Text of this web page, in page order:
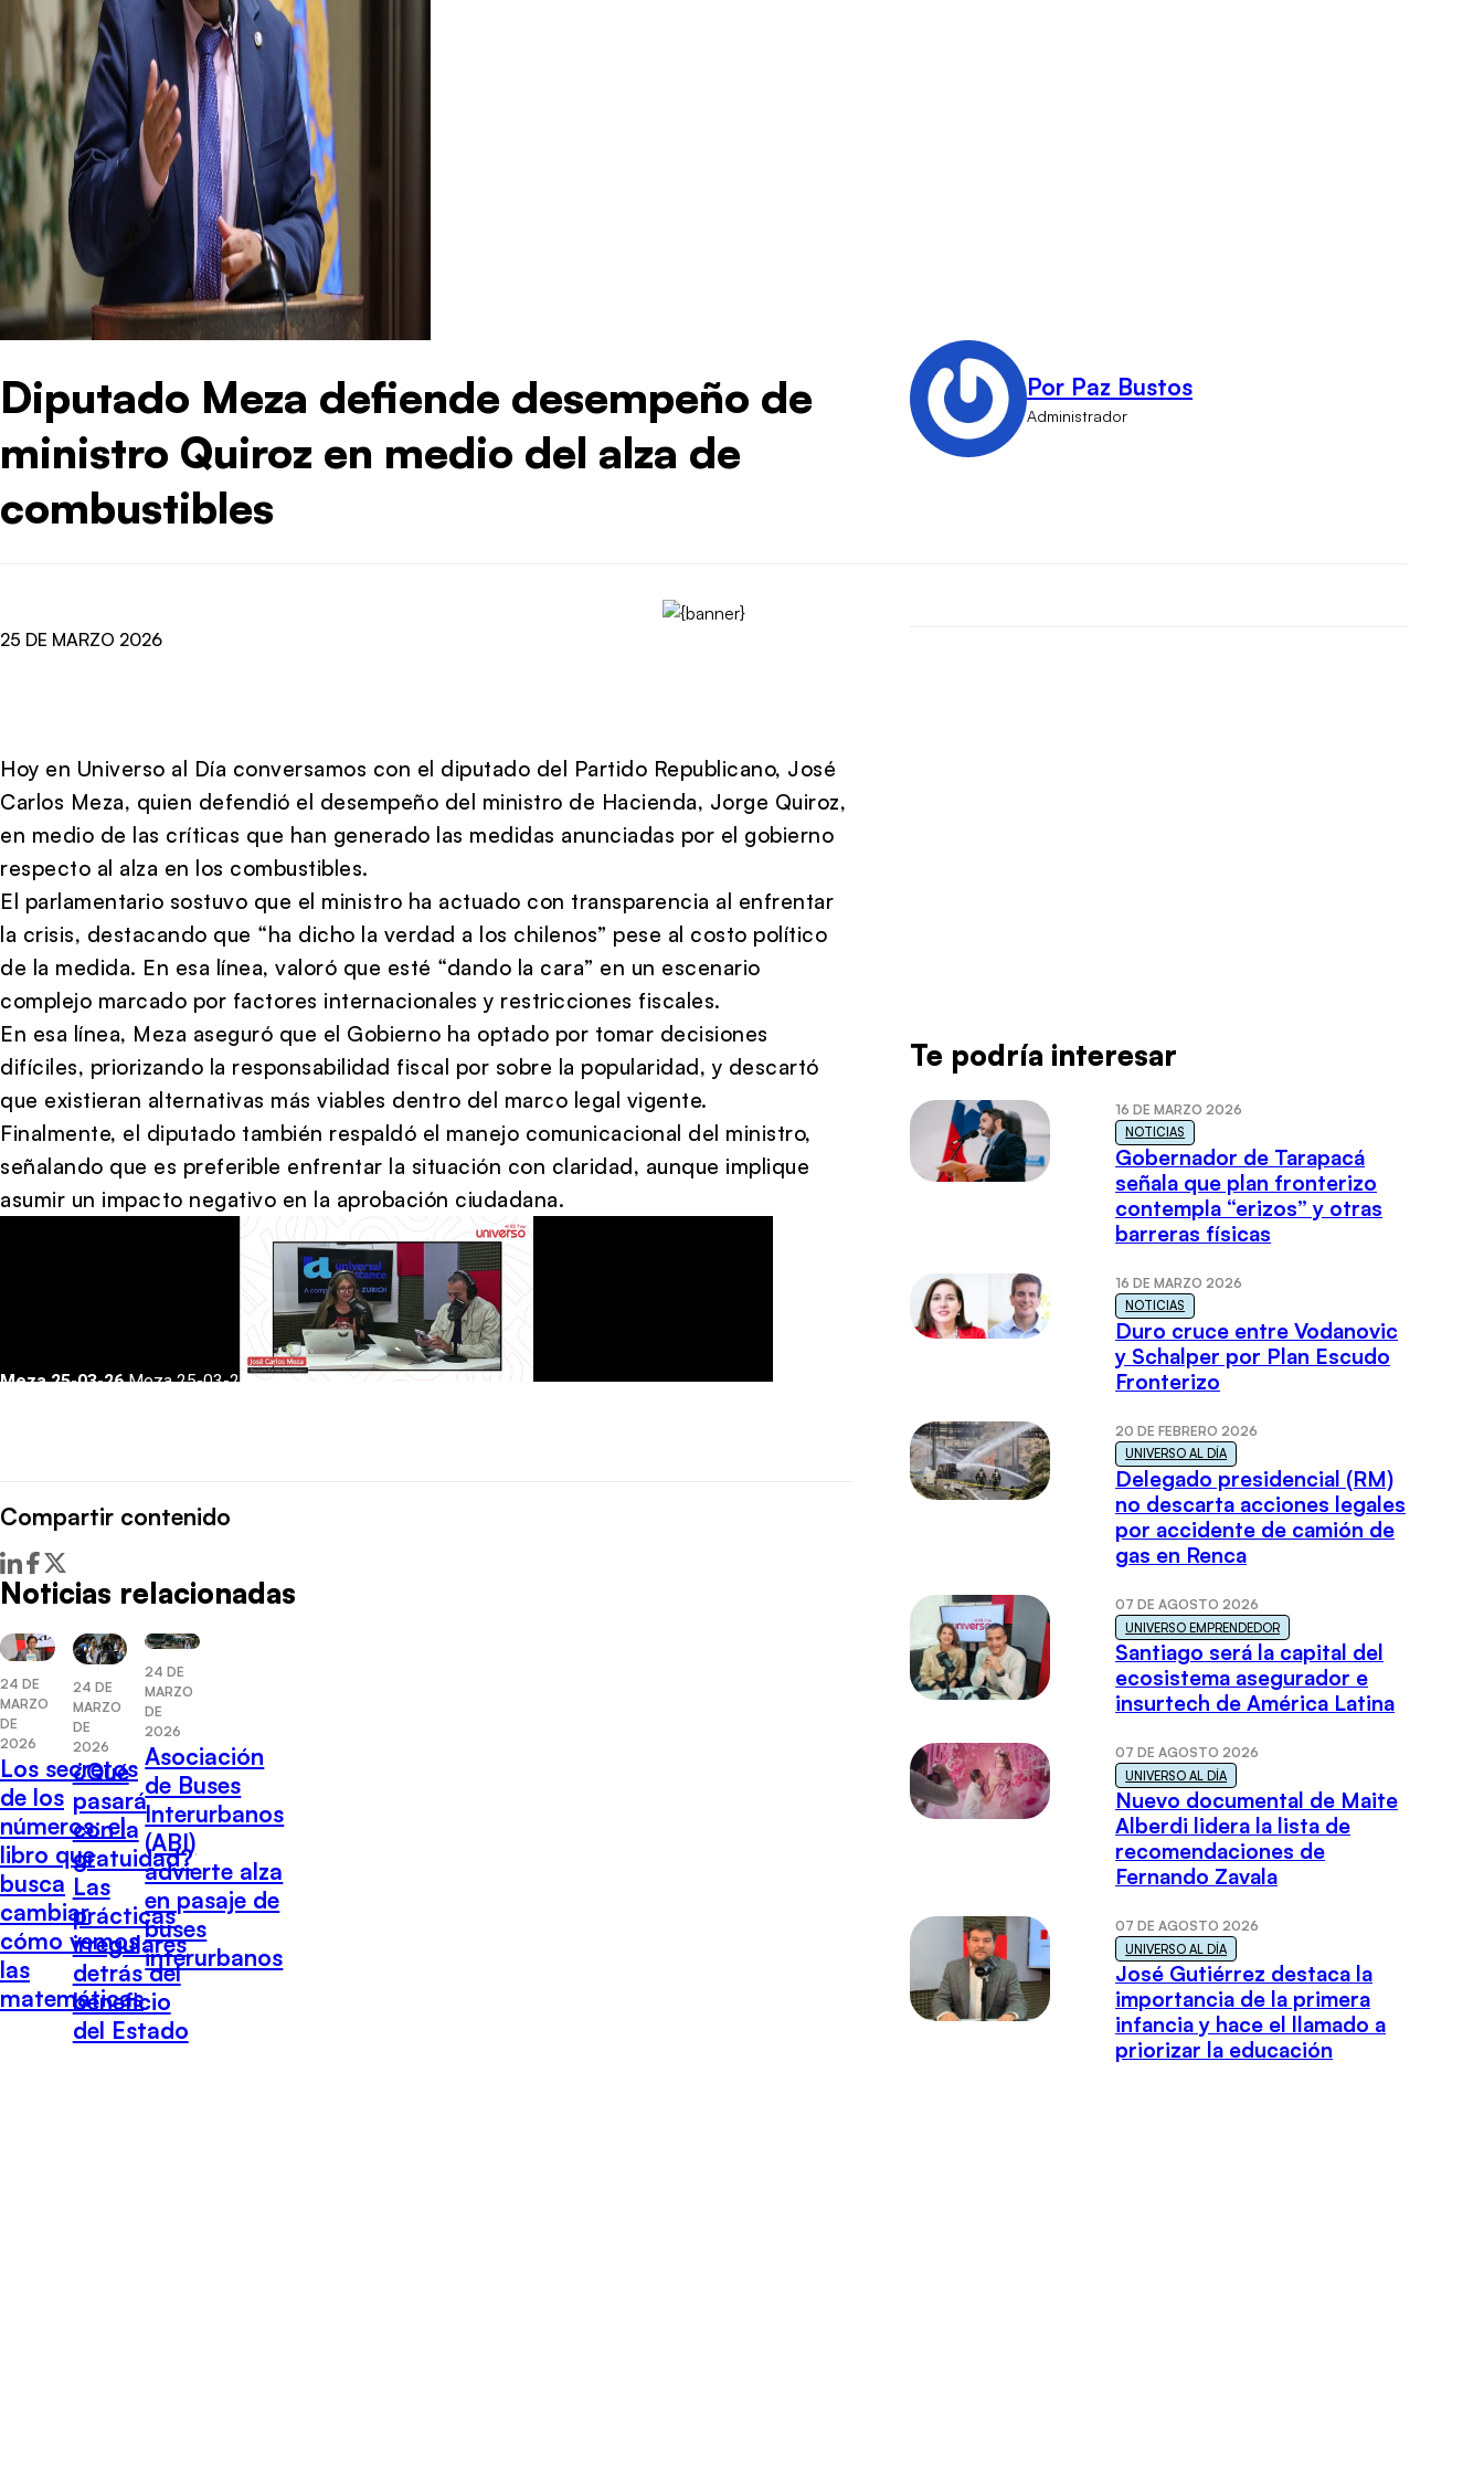
Diputado Meza defiende desempeño de
ministro Quiroz en medio del alza de
combustibles
Por Paz Bustos
Administrador
25 DE MARZO 2026
Hoy en Universo al Día conversamos con el diputado del Partido Republicano, José
Carlos Meza, quien defendió el desempeño del ministro de Hacienda, Jorge Quiroz,
en medio de las críticas que han generado las medidas anunciadas por el gobierno
respecto al alza en los combustibles.
El parlamentario sostuvo que el ministro ha actuado con transparencia al enfrentar
la crisis, destacando que “ha dicho la verdad a los chilenos” pese al costo político
de la medida. En esa línea, valoró que esté “dando la cara” en un escenario
complejo marcado por factores internacionales y restricciones fiscales.
En esa línea, Meza aseguró que el Gobierno ha optado por tomar decisiones
difíciles, priorizando la responsabilidad fiscal por sobre la popularidad, y descartó
que existieran alternativas más viables dentro del marco legal vigente.
Finalmente, el diputado también respaldó el manejo comunicacional del ministro,
señalando que es preferible enfrentar la situación con claridad, aunque implique
asumir un impacto negativo en la aprobación ciudadana.
Compartir contenido
Noticias relacionadas
24 DE
MARZO
DE
2026
Los secretos
de los
números: el
libro que
busca
cambiar
cómo vemos
las
matemáticas
24 DE
MARZO
DE
2026
¿Qué
pasará
con la
gratuidad?
Las
prácticas
irregulares
detrás del
beneficio
del Estado
24 DE
MARZO
DE
2026
Asociación
de Buses
Interurbanos
(ABI)
advierte alza
en pasaje de
buses
interurbanos
Te podría interesar
16 DE MARZO 2026
NOTICIAS
Gobernador de Tarapacá
señala que plan fronterizo
contempla “erizos” y otras
barreras físicas
16 DE MARZO 2026
NOTICIAS
Duro cruce entre Vodanovic
y Schalper por Plan Escudo
Fronterizo
20 DE FEBRERO 2026
UNIVERSO AL DÍA
Delegado presidencial (RM)
no descarta acciones legales
por accidente de camión de
gas en Renca
07 DE AGOSTO 2026
UNIVERSO EMPRENDEDOR
Santiago será la capital del
ecosistema asegurador e
insurtech de América Latina
07 DE AGOSTO 2026
UNIVERSO AL DÍA
Nuevo documental de Maite
Alberdi lidera la lista de
recomendaciones de
Fernando Zavala
07 DE AGOSTO 2026
UNIVERSO AL DÍA
José Gutiérrez destaca la
importancia de la primera
infancia y hace el llamado a
priorizar la educación